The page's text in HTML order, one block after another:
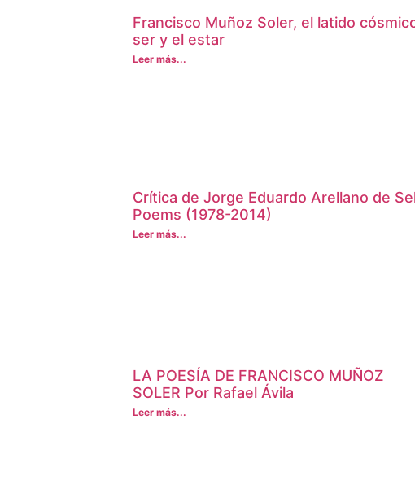
Francisco Muñoz Soler, el latido
ser y el estar
Leer más...
Crítica de Jorge Eduardo Arellano de
Poems (1978-2014)
Leer más...
LA POESÍA DE FRANCISCO MUÑOZ
SOLER Por Rafael Ávila
Leer más...